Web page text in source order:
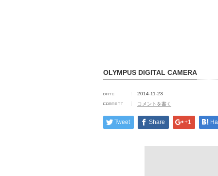
OLYMPUS DIGITAL CAMERA
2014-11-23
コメントを書く
Tweet Share +1